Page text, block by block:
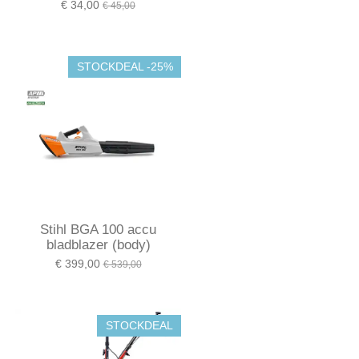
€ 34,00 € 45,00
STOCKDEAL -25%
Stihl BGA 100 accu
bladblazer (body)
€ 399,00 € 539,00
STOCKDEAL